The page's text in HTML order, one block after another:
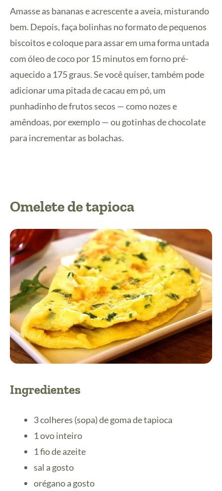
Amasse as bananas e acrescente a aveia, misturando
bem. Depois, faça bolinhas no formato de pequenos
biscoitos e coloque para assar em uma forma untada
com óleo de coco por 15 minutos em forno pré-
aquecido a 175 graus. Se você quiser, também pode
adicionar uma pitada de cacau em pó, um
punhadinho de frutos secos — como nozes e
amêndoas, por exemplo — ou gotinhas de chocolate
para incrementar as bolachas.
Omelete de tapioca
Ingredientes
3 colheres (sopa) de goma de tapioca
1 ovo inteiro
1 fio de azeite
sal a gosto
orégano a gosto